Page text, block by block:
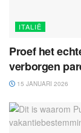
ITALIË
Proef het
verborgen
15 JANUARI 2026